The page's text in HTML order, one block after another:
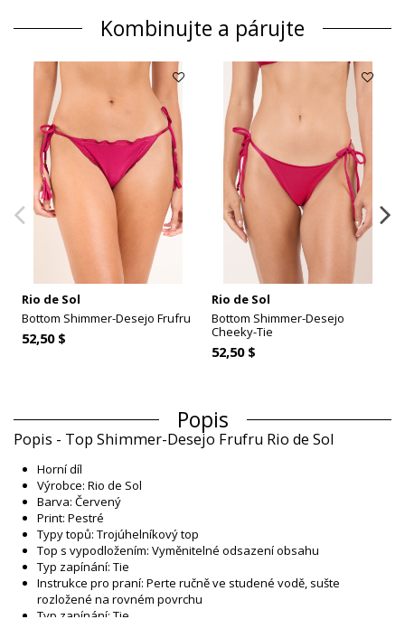
Kombinujte a párujte
Rio de Sol
Bottom Shimmer-Desejo Frufru
52,50 $
Rio de Sol
Bottom Shimmer-Desejo
Cheeky-Tie
52,50 $
Popis
Popis - Top Shimmer-Desejo Frufru Rio de Sol
Horní díl
Výrobce: Rio de Sol
Barva: Červený
Print: Pestré
Typy topů: Trojúhelníkový top
Top s vypodložením: Vyměnitelné odsazení obsahu
Typ zapínání: Tie
Instrukce pro praní: Perte ručně ve studené vodě, sušte
rozložené na rovném povrchu
Typ zapínání: Tie